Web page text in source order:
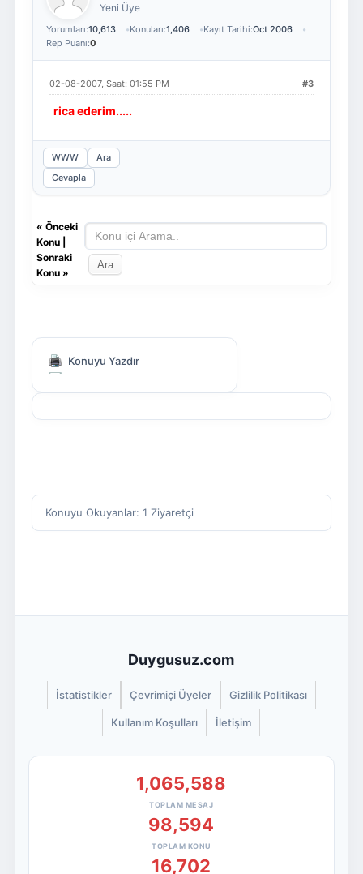
Yeni Üye
Yorumları:10,613 Konuları:1,406 Kayıt Tarihi:Oct 2006
Rep Puanı:0
#3
02-08-2007, Saat: 01:55 PM
rica ederim.....
WWW
Ara
Cevapla
« Önceki
Konu|
Sonraki
Konu»
Konuyu Yazdır
Konuyu Okuyanlar: 1 Ziyaretçi
Duygusuz.com
İstatistikler Çevrimiçi Üyeler Gizlilik Politikası
Kullanım Koşulları İletişim
1,065,588
TOPLAM MESAJ
98,594
TOPLAM KONU
16,702